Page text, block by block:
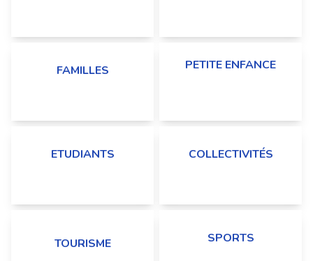
FAMILLES PETITE ENFANCE
ETUDIANTS COLLECTIVITÉS
TOURISME SPORTS